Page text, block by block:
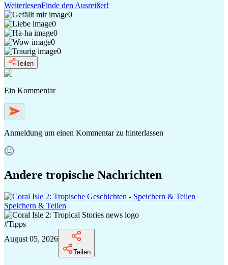
WeiterlesenFinde den Ausreißer!
0
0
0
0
0
Teilen
Ein Kommentar
Anmeldung um einen Kommentar zu hinterlassen
Andere tropische Nachrichten
Speichern & Teilen
#Tipps
August 05, 2026
Teilen